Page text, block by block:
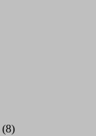
(8)